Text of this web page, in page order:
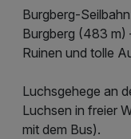
Burgberg-
Burgberg (483 m)
Ruinen und tolle
Luchsgehege an
Luchsen in freier
mit dem Bus).